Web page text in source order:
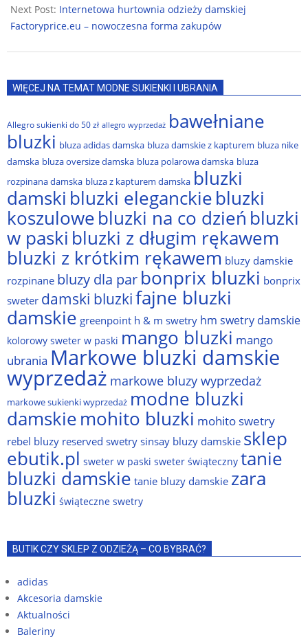
Next Post: Internetowa hurtownia odzieży damskiej
Factoryprice.eu – nowoczesna forma zakupów
WIĘCEJ NA TEMAT MODNE SUKIENKI I UBRANIA
Allegro sukienki do 50 zł allegro wyprzedaż bawełniane
bluzki bluza adidas damska bluza damskie z kapturem bluza nike
damska bluza oversize damska bluza polarowa damska bluza
rozpinana damska bluza z kapturem damska bluzki
damski bluzki eleganckie bluzki
koszulowe bluzki na co dzień bluzki
w paski bluzki z długim rękawem
bluzki z krótkim rękawem bluzy damskie
rozpinane bluzy dla par bonprix bluzki bonprix
sweter damski bluzkifajne bluzki
damskie greenpoint h & m swetry hm swetry damskie
kolorowy sweter w paski mango bluzki mango
ubrania Markowe bluzki damskie
wyprzedaż markowe bluzy wyprzedaż
markowe sukienki wyprzedaż modne bluzki
damskiemohito bluzki mohito swetry
rebel bluzy reserved swetrysinsay bluzy damskie sklep
ebutik.pl sweter w paski sweter świąteczny tanie
bluzki damskie tanie bluzy damskie zara
bluzki świąteczne swetry
BUTIK CZY SKLEP Z ODZIEŻĄ – CO BYBRAĆ?
adidas
Akcesoria damskie
Aktualności
Baleriny